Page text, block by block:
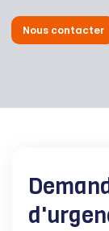
Nous contacter